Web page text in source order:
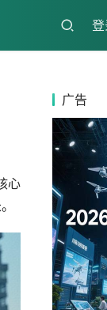
登
心
广告